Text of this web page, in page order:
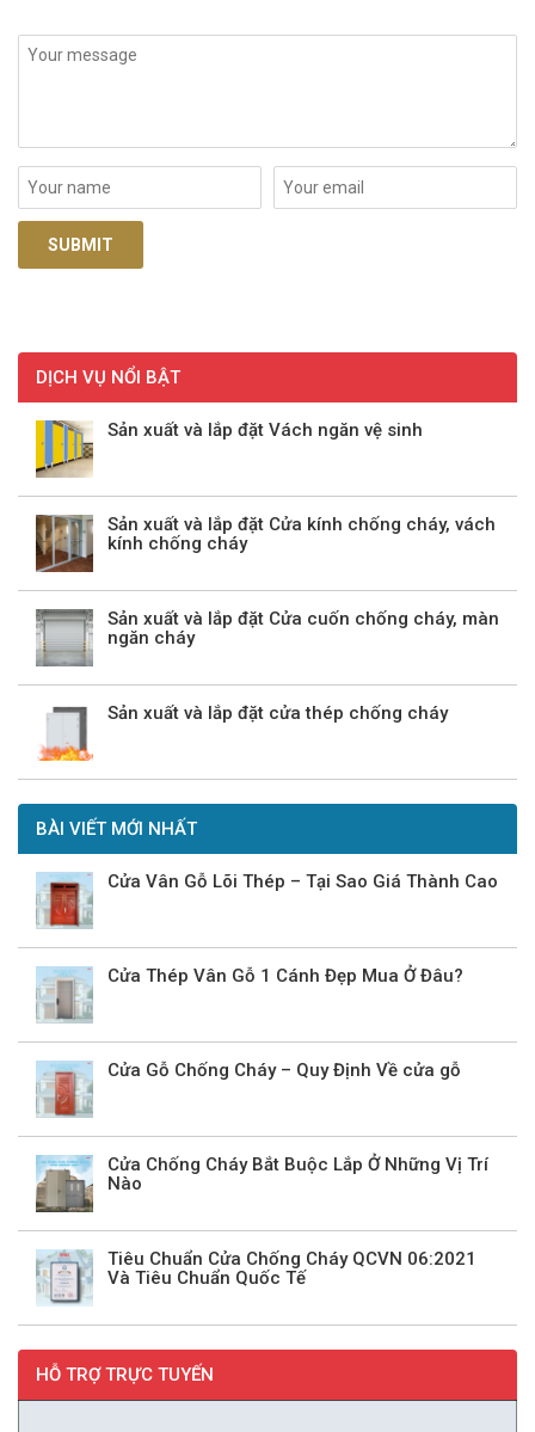
DỊCH VỤ NỔI BẬT
Sản xuất và lắp đặt Vách ngăn vệ sinh
Sản xuất và lắp đặt Cửa kính chống cháy, vách
kính chống cháy
Sản xuất và lắp đặt Cửa cuốn chống cháy, màn
ngăn cháy
Sản xuất và lắp đặt cửa thép chống cháy
BÀI VIẾT MỚI NHẤT
Cửa Vân Gỗ Lõi Thép – Tại Sao Giá Thành Cao
Cửa Thép Vân Gỗ 1 Cánh Đẹp Mua Ở Đâu?
Cửa Gỗ Chống Cháy – Quy Định Về cửa gỗ
Cửa Chống Cháy Bắt Buộc Lắp Ở Những Vị Trí
Nào
Tiêu Chuẩn Cửa Chống Cháy QCVN 06:2021
Và Tiêu Chuẩn Quốc Tế
HỖ TRỢ TRỰC TUYẾN